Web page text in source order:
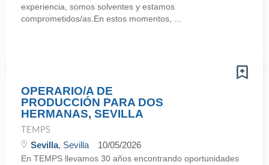
experiencia, somos solventes y estamos
comprometidos/as.En estos momentos, ...
OPERARIO/A DE
PRODUCCIÓN PARA DOS
HERMANAS, SEVILLA
TEMPS
Sevilla, Sevilla 10/05/2026
En TEMPS llevamos 30 años encontrando oportunidades